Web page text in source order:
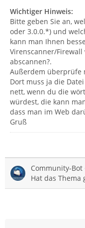
Wichtiger Hinweis:
Bitte geben Sie an,
oder 3.0.0.*) und
kann man Ihnen
Virenscanner/
abscannen?.
Außerdem überprüfe
Dort muss ja die
nett, wenn du die
würdest, die kann
dass man im Web
Gruß
Community-Bot
Hat das Thema